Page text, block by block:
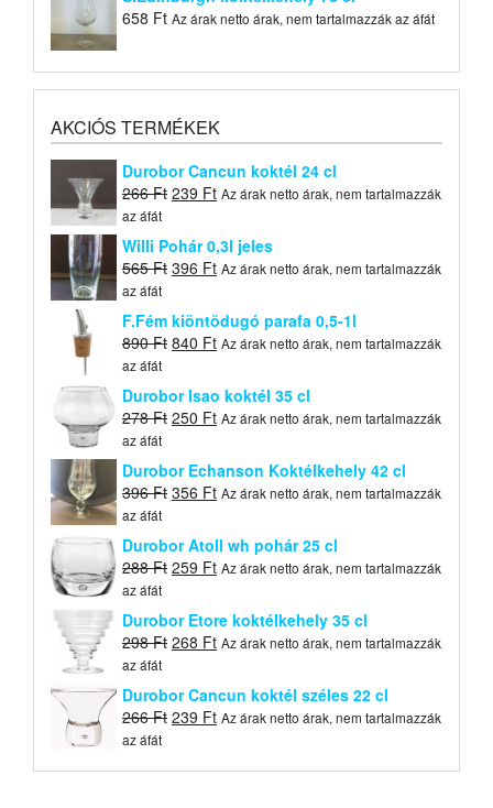
658 Ft Az árak netto árak, nem tartalmazzák az áfát
AKCIÓS TERMÉKEK
Durobor Cancun koktél 24 cl
266Ft Original
was:
266 Ft.
239 FtCurrent
is:
239 Ft.
Az árak netto árak, nem tartalmazzák
az áfát
Willi Pohár 0,3l jeles
565Ft Original
was:
565 Ft.
396 FtCurrent
is:
396 Ft.
Az árak netto árak, nem tartalmazzák
az áfát
F.Fém kiöntõdugó parafa 0,5-1l
890Ft Original
was:
890 Ft.
840 FtCurrent
is:
840 Ft.
Az árak netto árak, nem tartalmazzák
az áfát
Durobor Isao koktél 35 cl
278Ft Original
was:
278 Ft.
250 FtCurrent
250 Ft.
Az árak netto árak, nem tartalmazzák
az áfát
Durobor Echanson Koktélkehely 42 cl
396Ft Original
was:
396 Ft.
356 FtCurrent
is:
356 Ft.
Az árak netto árak, nem tartalmazzák
az áfát
Durobor Atoll wh pohár 25 cl
288Ft Original
was:
288 Ft.
259 FtCurrent
259 Ft.
Az árak netto árak, nem tartalmazzák
az áfát
Durobor Etore koktélkehely 35 cl
298Ft Original
was:
298 Ft.
268 FtCurrent
268 Ft.
Az árak netto árak, nem tartalmazzák
az áfát
Durobor Cancun koktél széles 22 cl
266Ft Original
239 FtCurrent
Az árak netto árak, nem tartalmazzák
az áfát